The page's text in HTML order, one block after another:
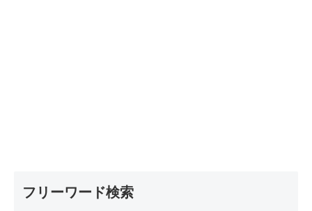
フリーワード検索